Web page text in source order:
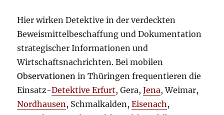
Hier wirken Detektive in der verdeckten
Beweismittelbeschaffung und Dokumentation
strategischer Informationen und
Wirtschaftsnachrichten. Bei mobilen
Observationen in Thüringen frequentieren die
Einsatz-Detektive Erfurt, Gera,Jena, Weimar,
Nordhausen , Schmalkalden,Eisenach ,